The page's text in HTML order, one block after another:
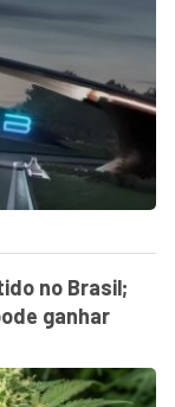
no Brasil;
ganhar